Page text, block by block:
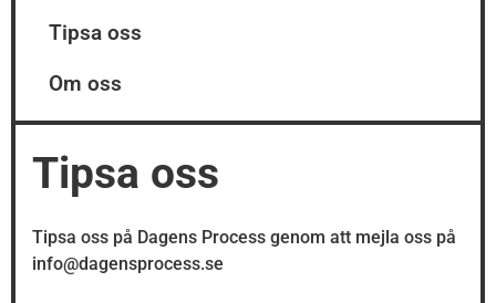
Tipsa oss
Om oss
Tipsa oss
Tipsa oss på Dagens Process genom att mejla oss på
info@dagensprocess.se